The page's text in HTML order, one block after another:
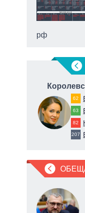
рф
62
63
82
207